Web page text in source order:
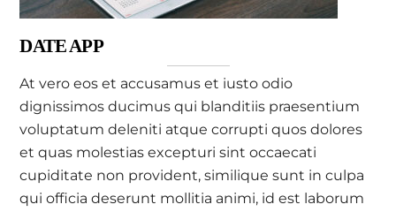
DATE APP
At vero eos et accusamus et iusto odio
dignissimos ducimus qui blanditiis praesentium
voluptatum deleniti atque corrupti quos dolores
et quas molestias excepturi sint occaecati
cupiditate non provident, similique sunt in culpa
qui officia deserunt mollitia animi, id est laborum